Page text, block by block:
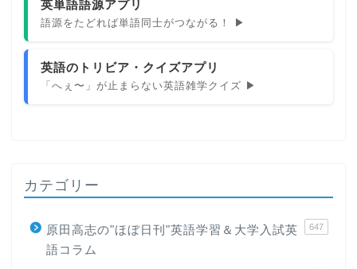
英単語語源アプリ
語源をたどれば単語同士がつながる！ ▶
英語のトリビア・クイズアプリ
「へぇ〜」が止まらない英語雑学クイズ ▶
カテゴリー
原田高志の"ほぼ日刊"英語学習＆大学入試英
語コラム
647